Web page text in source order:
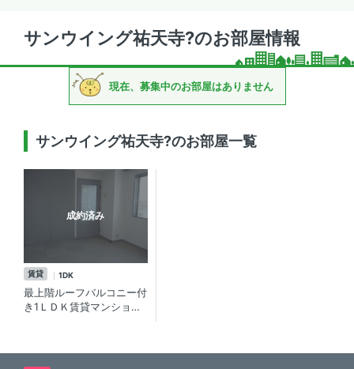
サンウイング祐天寺?のお部屋情報
現在、募集中のお部屋はありません
サンウイング祐天寺?のお部屋一覧
成約済み
賃貸 1DK
最上階ルーフバルコニー付
き1ＬＤＫ賃貸マンショ